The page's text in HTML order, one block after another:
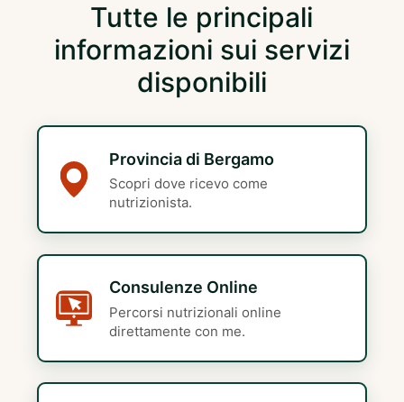
Tutte le principali
informazioni sui servizi
disponibili
Provincia di Bergamo
Scopri dove ricevo come
nutrizionista.
Consulenze Online
Percorsi nutrizionali online
direttamente con me.